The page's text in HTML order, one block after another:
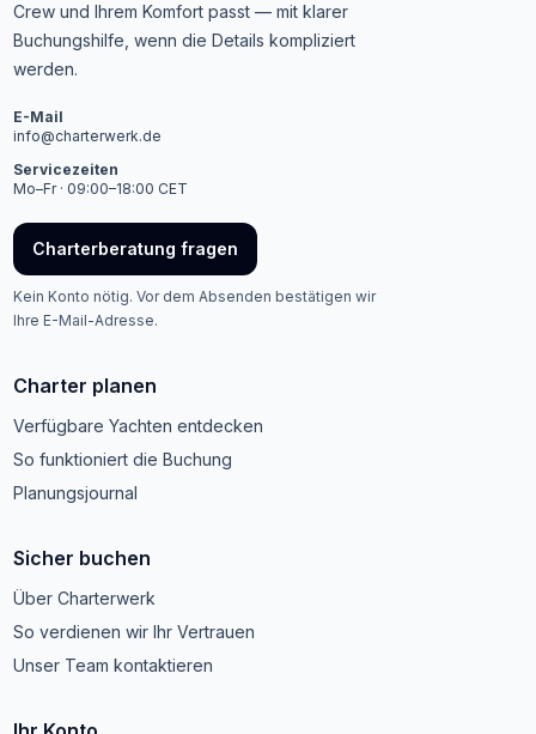
Crew und Ihrem Komfort passt — mit klarer
Buchungshilfe, wenn die Details kompliziert
werden.
E-Mail
info@charterwerk.de
Servicezeiten
Mo–Fr · 09:00–18:00 CET
Charterberatung fragen
Kein Konto nötig. Vor dem Absenden bestätigen wir
Ihre E-Mail-Adresse.
Charter planen
Verfügbare Yachten entdecken
So funktioniert die Buchung
Planungsjournal
Sicher buchen
Über Charterwerk
So verdienen wir Ihr Vertrauen
Unser Team kontaktieren